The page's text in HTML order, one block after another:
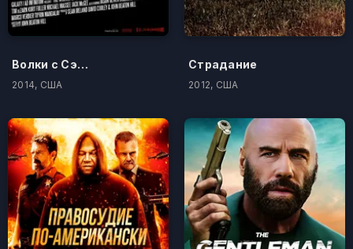
Волки с Сэйвин-Хилл
2014, США
Страдание
2012, США